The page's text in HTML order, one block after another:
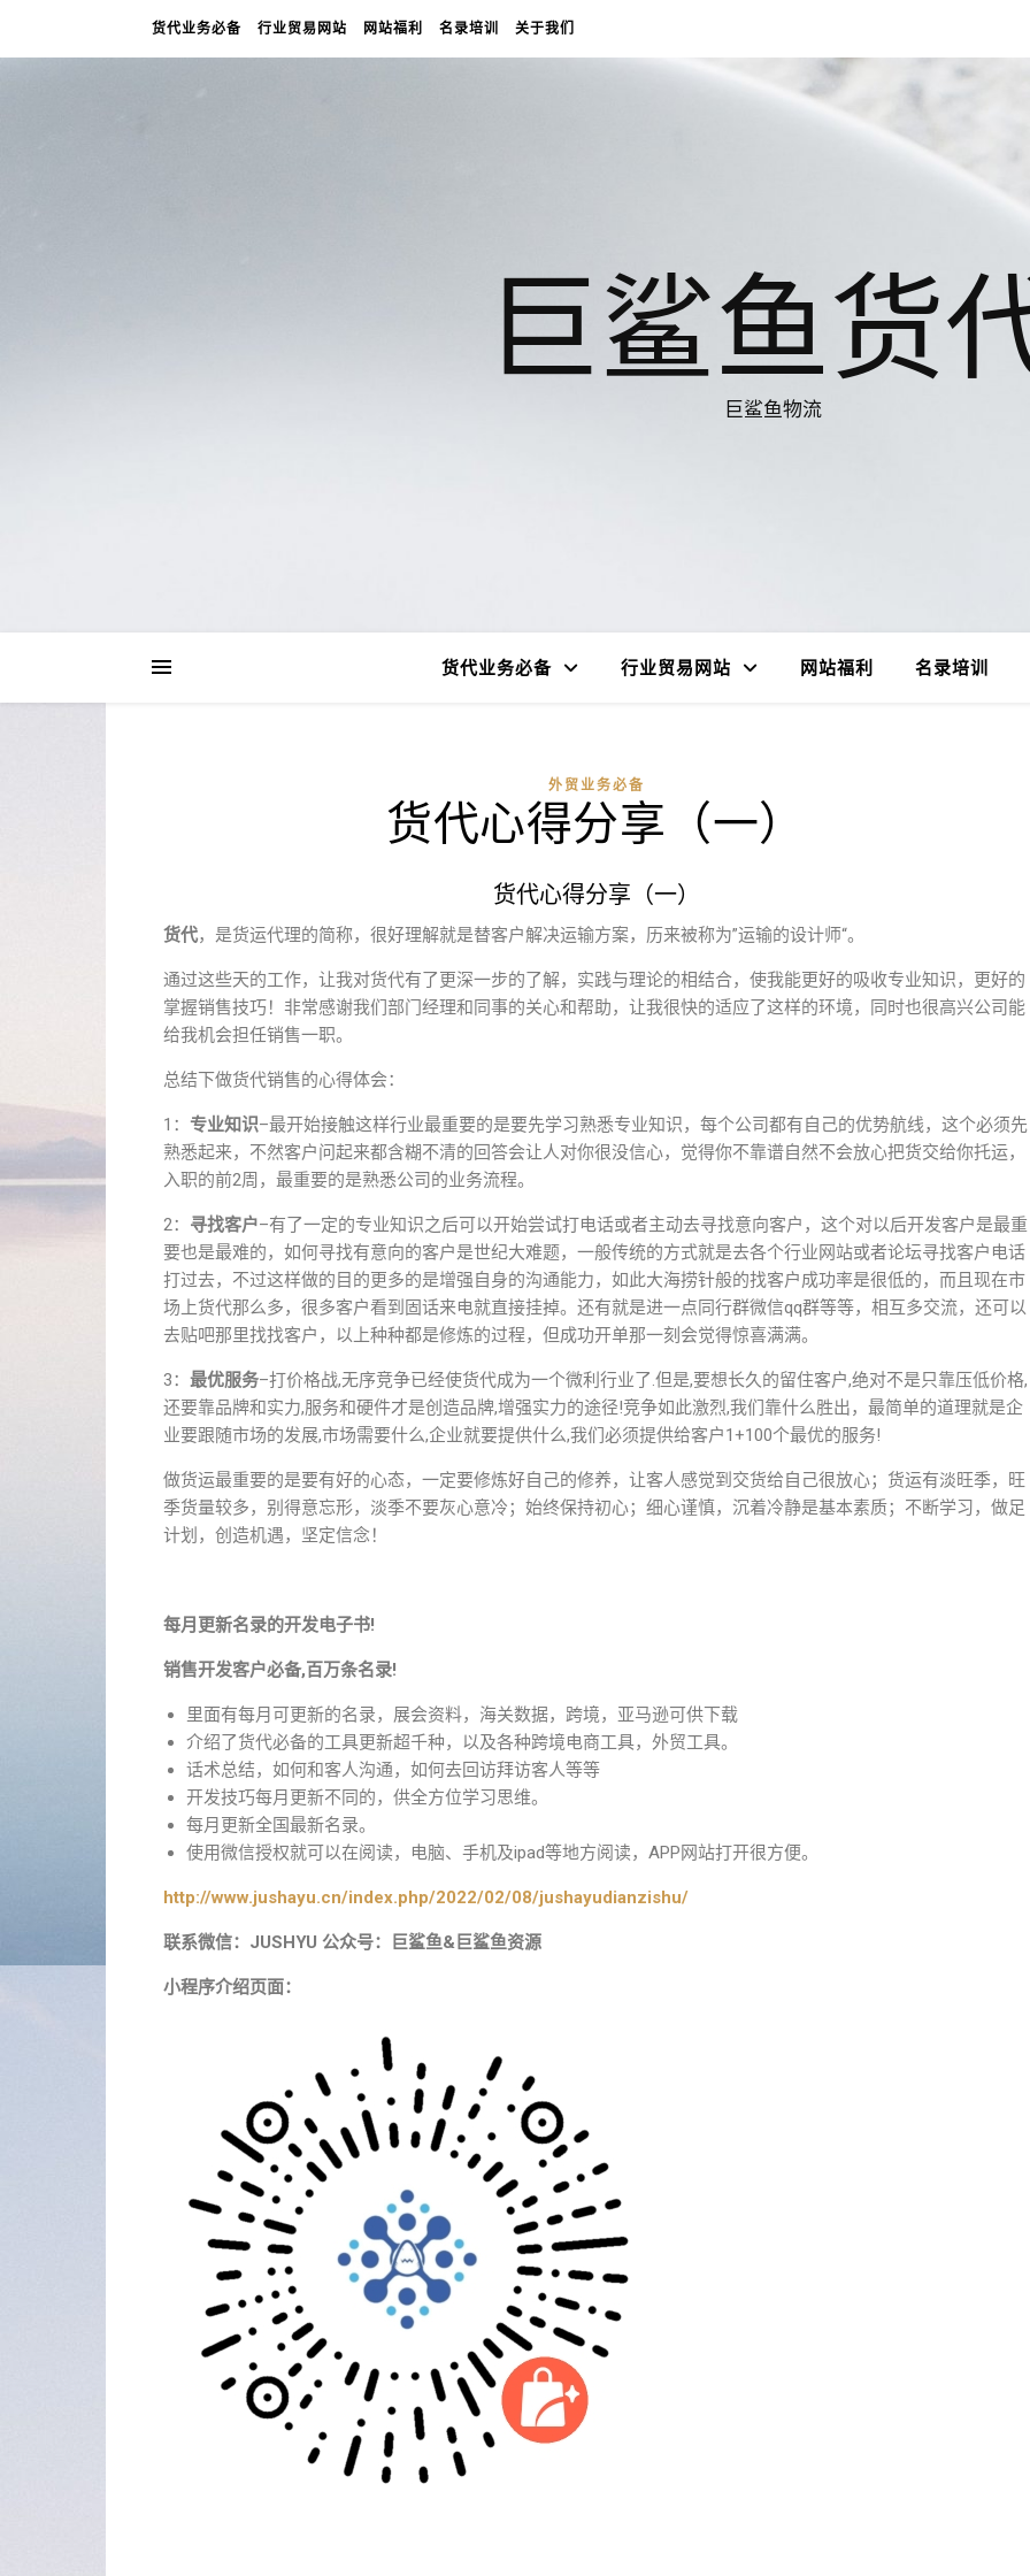
货代业务必备 行业贸易网站 网站福利 名录培训 关于我们
巨鲨鱼货
巨鲨鱼物流
货代业务必备 行业贸易网站 网站福利 名录培训
外贸业务必备
货代心得分享（一）
货代心得分享（一）
货代，是货运代理的简称，很好理解就是替客户解决运输方案，历来被称为”运输的设计师“。
通过这些天的工作，让我对货代有了更深一步的了解，实践与理论的相结合，使我能更好的吸收专业知识，更好的
掌握销售技巧！非常感谢我们部门经理和同事的关心和帮助，让我很快的适应了这样的环境，同时也很高兴公司能
给我机会担任销售一职。
总结下做货代销售的心得体会：
1： 专业知识–最开始接触这样行业最重要的是要先学习熟悉专业知识，每个公司都有自己的优势航线，这个必须先
熟悉起来，不然客户问起来都含糊不清的回答会让人对你很没信心，觉得你不靠谱自然不会放心把货交给你托运，
入职的前2周，最重要的是熟悉公司的业务流程。
2： 寻找客户–有了一定的专业知识之后可以开始尝试打电话或者主动去寻找意向客户，这个对以后开发客户是最重
要也是最难的，如何寻找有意向的客户是世纪大难题，一般传统的方式就是去各个行业网站或者论坛寻找客户电话
打过去，不过这样做的目的更多的是增强自身的沟通能力，如此大海捞针般的找客户成功率是很低的，而且现在市
场上货代那么多，很多客户看到固话来电就直接挂掉。还有就是进一点同行群微信qq群等等，相互多交流，还可以
去贴吧那里找找客户，以上种种都是修炼的过程，但成功开单那一刻会觉得惊喜满满。
3： 最优服务–打价格战,无序竞争已经使货代成为一个微利行业了.但是,要想长久的留住客户,绝对不是只靠压低价格,
还要靠品牌和实力,服务和硬件才是创造品牌,增强实力的途径!竞争如此激烈,我们靠什么胜出，最简单的道理就是企
业要跟随市场的发展,市场需要什么,企业就要提供什么,我们必须提供给客户1+100个最优的服务!
做货运最重要的是要有好的心态，一定要修炼好自己的修养，让客人感觉到交货给自己很放心；货运有淡旺季，旺
季货量较多，别得意忘形，淡季不要灰心意冷；始终保持初心；细心谨慎，沉着冷静是基本素质；不断学习，做足
计划，创造机遇，坚定信念！
每月更新名录的开发电子书!
销售开发客户必备,百万条名录!
里面有每月可更新的名录，展会资料，海关数据，跨境，亚马逊可供下载
介绍了货代必备的工具更新超千种，以及各种跨境电商工具，外贸工具。
话术总结，如何和客人沟通，如何去回访拜访客人等等
开发技巧每月更新不同的，供全方位学习思维。
每月更新全国最新名录。
使用微信授权就可以在阅读，电脑、手机及ipad等地方阅读，APP网站打开很方便。
http://www.jushayu.cn/index.php/2022/02/08/jushayudianzishu/
联系微信：JUSHYU 公众号：巨鲨鱼&巨鲨鱼资源
小程序介绍页面：